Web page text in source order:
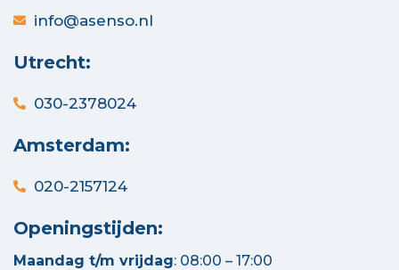
info@asenso.nl
Utrecht:
030-2378024
Amsterdam:
020-2157124
Openingstijden:
Maandag t/m vrijdag: 08:00 – 17:00